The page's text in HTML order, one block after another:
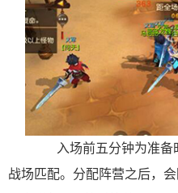
入场前五分钟为准备
战场匹配。分配阵营之后，